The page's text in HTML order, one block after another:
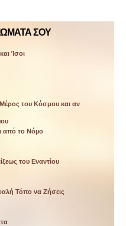
ΣΟΥ
Ίσοι
του Κόσμου και αν
από το Νόµο
του Εναντίου
Τόπο να Ζήσεις